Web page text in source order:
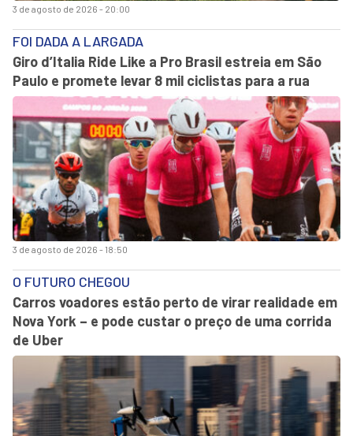
3 de agosto de 2026 - 20:00
3 de agosto de 2026 - 18:50
FOI DADA A LARGADA
Giro d’Italia Ride Like a Pro Brasil estreia em São
Paulo e promete levar 8 mil ciclistas para a rua
O FUTURO CHEGOU
Carros voadores estão perto de virar realidade em
Nova York – e pode custar o preço de uma corrida
de Uber